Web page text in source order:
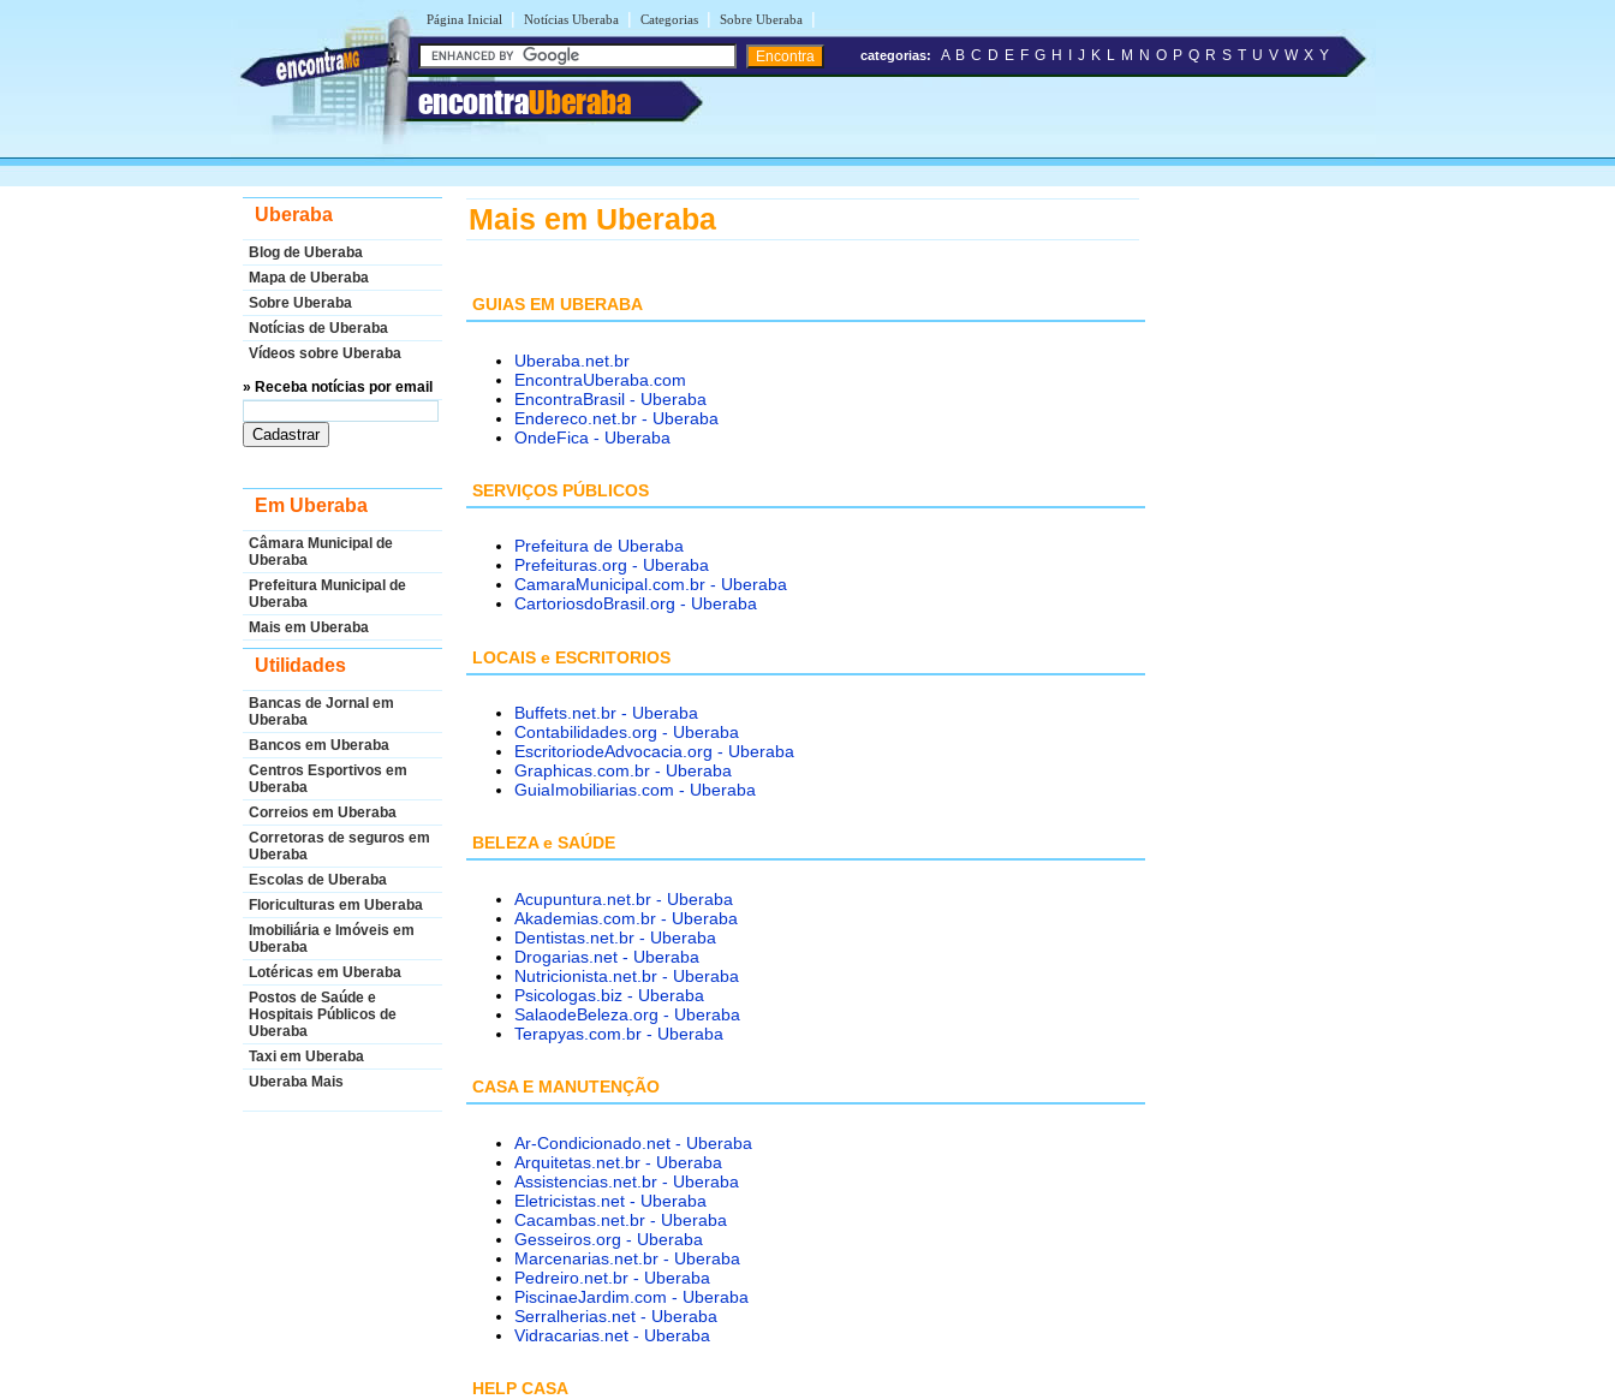
Página Inicial | Notícias Uberaba | Categorias | Sobre Uberaba |
encontraUberaba
categorias: A B C D E F G H J K L M N O P Q R S T U V W X Y
Uberaba
Blog de Uberaba
Mapa de Uberaba
Sobre Uberaba
Notícias de Uberaba
Vídeos sobre Uberaba
» Receba notícias por email
Em Uberaba
Câmara Municipal de
Uberaba
Prefeitura Municipal de
Uberaba
Mais em Uberaba
Utilidades
Bancas de Jornal em
Uberaba
Bancos em Uberaba
Centros Esportivos em
Uberaba
Correios em Uberaba
Corretoras de seguros em
Uberaba
Escolas de Uberaba
Floriculturas em Uberaba
Imobiliária e Imóveis em
Uberaba
Lotéricas em Uberaba
Postos de Saúde e
Hospitais Públicos de
Uberaba
Taxi em Uberaba
Uberaba Mais
Mais em Uberaba
GUIAS EM UBERABA
Uberaba.net.br
EncontraUberaba.com
EncontraBrasil - Uberaba
Endereco.net.br - Uberaba
OndeFica - Uberaba
SERVIÇOS PÚBLICOS
Prefeitura de Uberaba
Prefeituras.org - Uberaba
CamaraMunicipal.com.br - Uberaba
CartoriosdoBrasil.org - Uberaba
LOCAIS e ESCRITORIOS
Buffets.net.br - Uberaba
Contabilidades.org - Uberaba
EscritoriodeAdvocacia.org - Uberaba
Graphicas.com.br - Uberaba
GuiaImobiliarias.com - Uberaba
BELEZA e SAÚDE
Acupuntura.net.br - Uberaba
Akademias.com.br - Uberaba
Dentistas.net.br - Uberaba
Drogarias.net - Uberaba
Nutricionista.net.br - Uberaba
Psicologas.biz - Uberaba
SalaodeBeleza.org - Uberaba
Terapyas.com.br - Uberaba
CASA E MANUTENÇÃO
Ar-Condicionado.net - Uberaba
Arquitetas.net.br - Uberaba
Assistencias.net.br - Uberaba
Eletricistas.net - Uberaba
Cacambas.net.br - Uberaba
Gesseiros.org - Uberaba
Marcenarias.net.br - Uberaba
Pedreiro.net.br - Uberaba
PiscinaeJardim.com - Uberaba
Serralherias.net - Uberaba
Vidracarias.net - Uberaba
HELP CASA